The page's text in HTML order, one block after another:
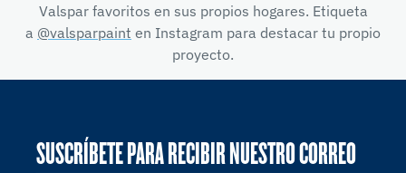
Valspar favoritos en sus propios hogares. Etiqueta
a @valsparpaint en Instagram para destacar tu propio
proyecto.
SUSCRÍBETE PARA RECIBIR NUESTRO CORREO